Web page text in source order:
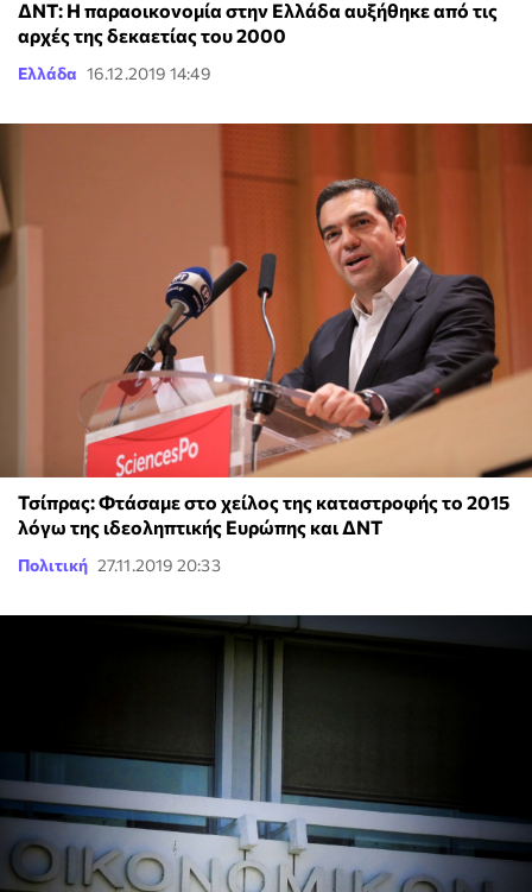
ΔΝΤ: Η παραοικονομία στην Ελλάδα αυξήθηκε από τις
αρχές της δεκαετίας του 2000
Ελλάδα 16.12.2019 14:49
Τσίπρας: Φτάσαμε στο χείλος της καταστροφής το 2015
λόγω της ιδεοληπτικής Ευρώπης και ΔΝΤ
Πολιτική 27.11.2019 20:33